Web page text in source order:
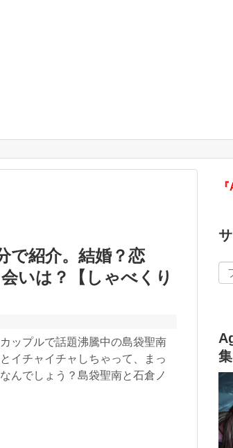
で紹介。結婚？恋
いは？【しゃべくり
ップルで話題沸騰中の島袋聖南
イチャイチャしちゃって、まっ
んでしょう？島袋聖南と石倉ノ
集